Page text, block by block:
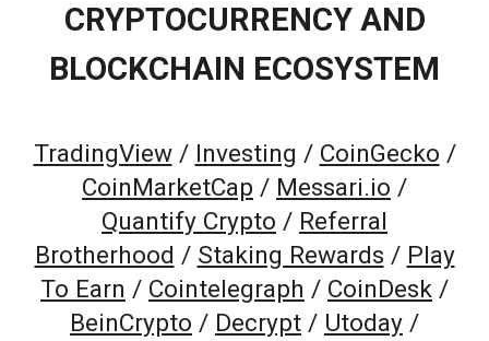
CRYPTOCURRENCY AND
BLOCKCHAIN ECOSYSTEM
TradingView/ Investing / CoinGecko /
CoinMarketCap / Messari.io /
Quantify Crypto / Referral
Brotherhood / Staking Rewards / Play
To Earn / Cointelegraph / CoinDesk /
BeinCrypto / Decrypt / Utoday /